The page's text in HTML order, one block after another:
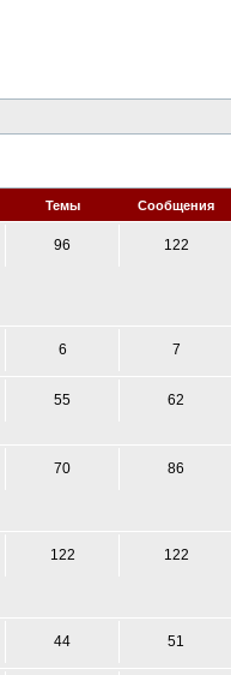
Темы Сообщения
96 122
6 7
55 62
70 86
122 122
44 51